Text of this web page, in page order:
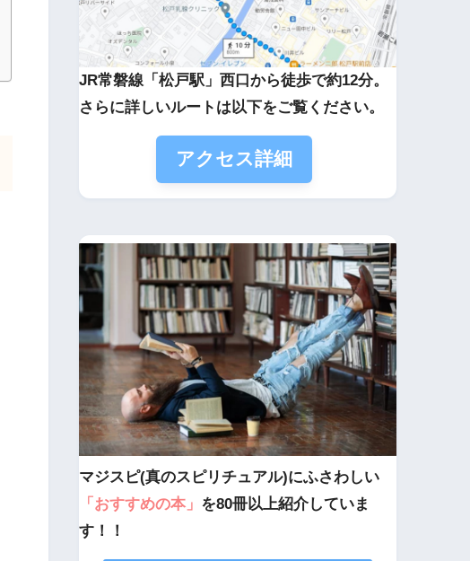
JR常磐線「松戸駅」西口から徒歩で約12分。
さらに詳しいルートは以下をご覧ください。
アクセス詳細
マジスピ(真のスピリチュアル)にふさわしい
「おすすめの本」 を80冊以上紹介していま
す！！